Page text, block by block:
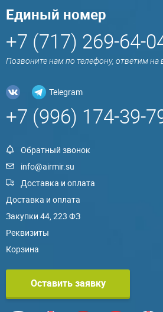
Единый номер
+7 (717) 269-64-
Позвоните нам по телефону, ответим на
Telegram
+7 (996) 174-39-
Обратный звонок
info@airmir.su
Доставка и оплата
Доставка и оплата
Закупки 44, 223 ФЗ
Реквизиты
Корзина
Оставить заявку